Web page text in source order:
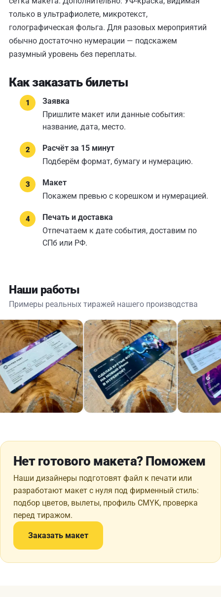
только в ультрафиолете, микротекст,
голографическая фольга. Для разовых мероприятий
обычно достаточно нумерации — подскажем
разумный уровень без переплаты.
Как заказать билеты
Заявка
Пришлите макет или данные события:
название, дата, место.
Расчёт за 15 минут
Подберём формат, бумагу и нумерацию.
Макет
Покажем превью с корешком и нумерацией.
Печать и доставка
Отпечатаем к дате события, доставим по
СПб или РФ.
Наши работы
Примеры реальных тиражей нашего производства
Нет готового макета? Поможем
Наши дизайнеры подготовят файл к печати или
разработают макет с нуля под фирменный стиль:
подбор цветов, вылеты, профиль CMYK, проверка
перед тиражом.
Заказать макет